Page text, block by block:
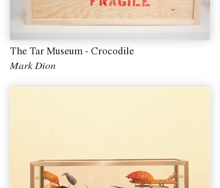
The Tar Museum - Crocodile
Mark Dion